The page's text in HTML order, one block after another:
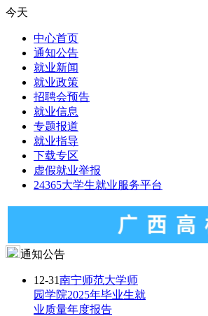
今天
中心首页
通知公告
就业新闻
就业政策
招聘会预告
就业信息
专题报道
就业指导
下载专区
虚假就业举报
24365大学生就业服务平台
通知公告
12-31南宁师范大学师
园学院2025年毕业生就
业质量年度报告